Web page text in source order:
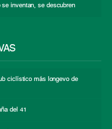
se inventan, se descubren
ciclístico más longevo de
del 41